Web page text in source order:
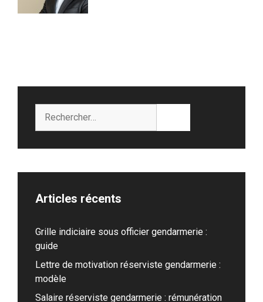
Articles récents
Grille indiciaire sous officier gendarmerie :
guide
Lettre de motivation réserviste gendarmerie :
modèle
Salaire réserviste gendarmerie : rémunération